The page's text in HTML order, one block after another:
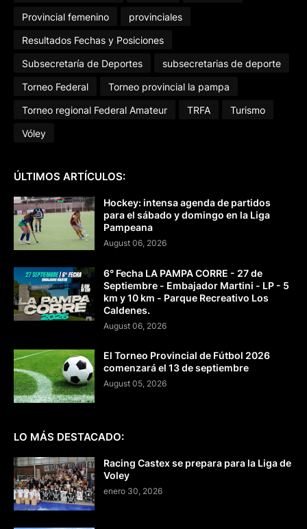
Provincial femenino
provinciales
Resultados Fechas y Posiciones
Subsecretaría de Deportes
subsecretarias de deporte
Torneo Federal
Torneo provincial la pampa
Torneo regional Federal Amateur
TRFA
Turismo
Vóley
ÚLTIMOS ARTÍCULOS:
Hockey: intensa agenda de partidos
para el sábado y domingo en la Liga
Pampeana
August 06, 2026
6° Fecha LA PAMPA CORRE - 27 de
Septiembre - Embajador Martini - LP - 5
km y 10 km - Parque Recreativo Los
Caldenes.
August 06, 2026
El Torneo Provincial de Fútbol 2026
comenzará el 13 de septiembre
August 05, 2026
LO MÁS DESTACADO:
Racing Castex se prepara para la Liga de
Voley
enero 30, 2026